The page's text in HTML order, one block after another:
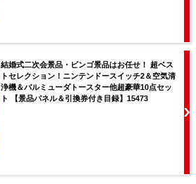
結婚式二次会景品・ビンゴ景品はお任せ！ 超ベス
トセレクション！ニンテンドースイッチ2＆空気清
浄機＆バルミューダトースター他超豪華10点セッ
ト 【景品パネル＆引換券付き目録】15473